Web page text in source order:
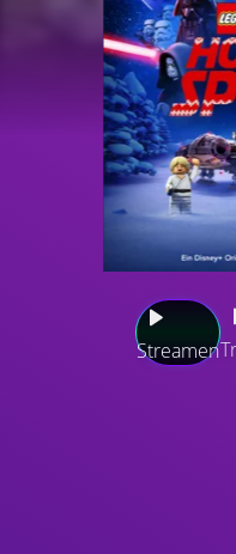
Streamen
neues Abenteuer, um